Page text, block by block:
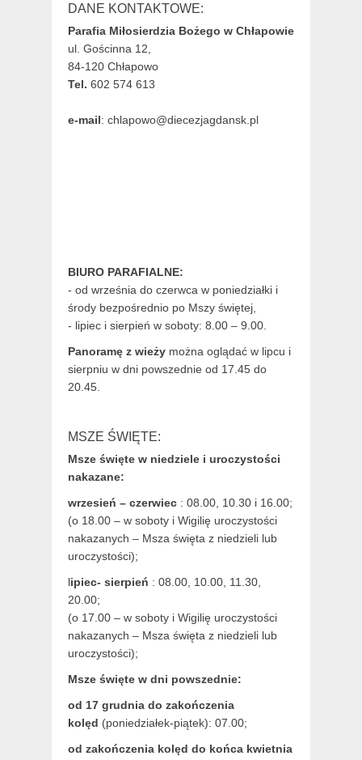
DANE KONTAKTOWE:
Parafia Miłosierdzia Bożego w Chłapowie
ul. Gościnna 12,
84-120 Chłapowo
Tel. 602 574 613
e-mail: chlapowo@diecezjagdansk.pl
BIURO PARAFIALNE:
- od września do czerwca w poniedziałki i
środy bezpośrednio po Mszy świętej,
- lipiec i sierpień w soboty: 8.00 – 9.00.
Panoramę z wieży można oglądać w lipcu i
sierpniu w dni powszednie od 17.45 do
20.45.
MSZE ŚWIĘTE:
Msze święte w niedziele i uroczystości
nakazane:
wrzesień – czerwiec : 08.00, 10.30 i 16.00;
(o 18.00 – w soboty i Wigilię uroczystości
nakazanych – Msza święta z niedzieli lub
uroczystości);
lipiec- sierpień : 08.00, 10.00, 11.30,
20.00;
(o 17.00 – w soboty i Wigilię uroczystości
nakazanych – Msza święta z niedzieli lub
uroczystości);
Msze święte w dni powszednie:
od 17 grudnia do zakończenia
kolęd (poniedziałek-piątek): 07.00;
od zakończenia kolęd do końca kwietnia